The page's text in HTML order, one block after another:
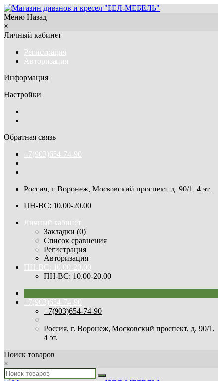
Меню Назад
×
Личный кабинет
Регистрация
Авторизация
Информация
Настройки
Обратная связь
+7(903)654-74-90
Россия, г. Воронеж, Московский проспект, д. 90/1, 4 эт.
ПН-ВС: 10.00-20.00
Личный кабинет
Закладки (0)
Список сравнения
Регистрация
Авторизация
ПН-ВС: 10.00-20.00
ПН-ВС: 10.00-20.00
+7(903)654-74-90
+7(903)654-74-90
Россия, г. Воронеж, Московский проспект, д. 90/1,
4 эт.
Поиск товаров
×